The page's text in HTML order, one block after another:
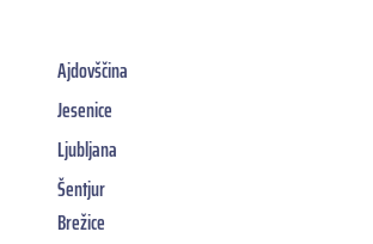
Ajdovščina
Jesenice
Ljubljana
Šentjur
Brežice